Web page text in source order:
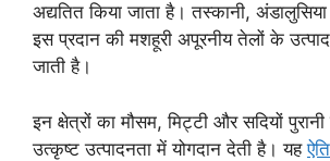
अद्यतित किया जाता है। तस्कानी,
इस प्रदान की मशहूरी अपूरनीय तेलों के
जाती है।
इन क्षेत्रों का मौसम, मिट्टी और सदियों
उत्कृष्ट उत्पादनता में योगदान देती है। यह